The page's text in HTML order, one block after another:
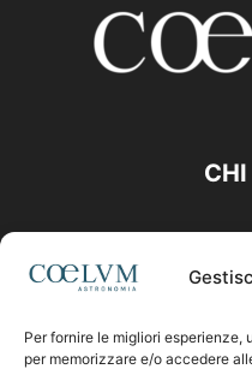
Per fornire le migliori
per memorizzare e/o accedere